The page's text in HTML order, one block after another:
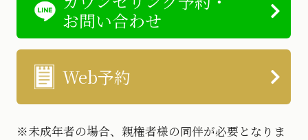
お問い合わせ
Web予約
※未成年者の場合、親権者様の同伴が必要となりま